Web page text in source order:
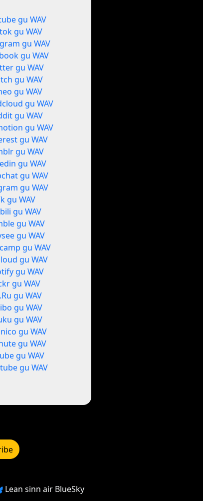
gu WAV
gu WAV
gu WAV
gu WAV
gu WAV
gu WAV
gu WAV
gu WAV
gu WAV
gu WAV
gu WAV
gu WAV
gu WAV
gu WAV
gu WAV
gu WAV
gu WAV
gu WAV
gu WAV
gu WAV
gu WAV
gu WAV
gu WAV
gu WAV
gu WAV
gu WAV
gu WAV
gu WAV
gu WAV
gu WAV
Lean sinn air BlueSky